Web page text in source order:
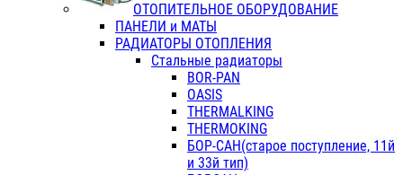
ОТОПИТЕЛЬНОЕ ОБОРУДОВАНИЕ
ПАНЕЛИ и МАТЫ
РАДИАТОРЫ ОТОПЛЕНИЯ
Стальные радиаторы
BOR-PAN
OASIS
THERMALKING
THERMOKING
БОР-САН(старое поступление, 11й
и 33й тип)